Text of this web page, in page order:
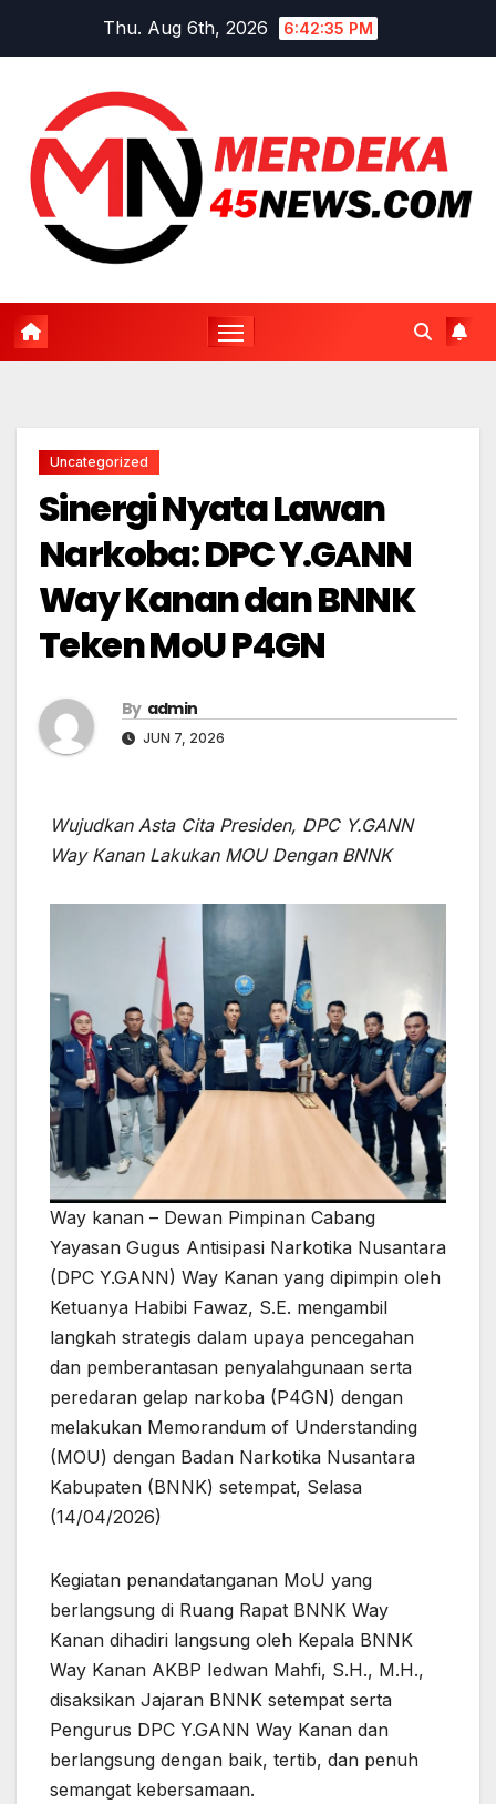
Thu. Aug 6th, 2026 6:42:35 PM
Uncategorized
Sinergi Nyata Lawan
Narkoba: DPC Y.GANN
Way Kanan dan BNNK
Teken MoU P4GN
By admin
JUN 7, 2026
Wujudkan Asta Cita Presiden, DPC Y.GANN
Way Kanan Lakukan MOU Dengan BNNK
Way kanan – Dewan Pimpinan Cabang
Yayasan Gugus Antisipasi Narkotika Nusantara
(DPC Y.GANN) Way Kanan yang dipimpin oleh
Ketuanya Habibi Fawaz, S.E. mengambil
langkah strategis dalam upaya pencegahan
dan pemberantasan penyalahgunaan serta
peredaran gelap narkoba (P4GN) dengan
melakukan Memorandum of Understanding
(MOU) dengan Badan Narkotika Nusantara
Kabupaten (BNNK) setempat, Selasa
(14/04/2026)
Kegiatan penandatanganan MoU yang
berlangsung di Ruang Rapat BNNK Way
Kanan dihadiri langsung oleh Kepala BNNK
Way Kanan AKBP Iedwan Mahfi, S.H., M.H.,
disaksikan Jajaran BNNK setempat serta
Pengurus DPC Y.GANN Way Kanan dan
berlangsung dengan baik, tertib, dan penuh
semangat kebersamaan.